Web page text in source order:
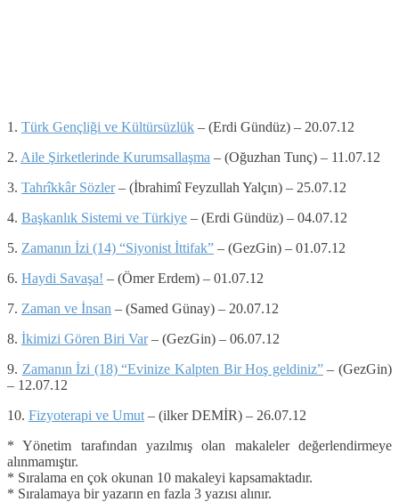
1. Türk Gençliği ve Kültürsüzlük – (Erdi Gündüz) – 20.07.12
2. Aile Şirketlerinde Kurumsallaşma – (Oğuzhan Tunç) – 11.07.12
3. Tahrîkkâr Sözler– (İbrahimî Feyzullah Yalçın) – 25.07.12
4. Başkanlık Sistemi ve Türkiye – (Erdi Gündüz) – 04.07.12
5. Zamanın İzi (14) “Siyonist İttifak” – (GezGin) – 01.07.12
6. Haydi Savaşa! – (Ömer Erdem) – 01.07.12
7. Zaman ve İnsan – (Samed Günay) – 20.07.12
8. İkimizi Gören Biri Var– (GezGin) – 06.07.12
9. Zamanın İzi (18) “Evinize Kalpten Bir Hoş geldiniz”– (GezGin)
– 12.07.12
10. Fizyoterapi ve Umut – (ilker DEMİR) – 26.07.12
* Yönetim tarafından yazılmış olan makaleler değerlendirmeye
alınmamıştır.
* Sıralama en çok okunan 10 makaleyi kapsamaktadır.
* Sıralamaya bir yazarın en fazla 3 yazısı alınır.